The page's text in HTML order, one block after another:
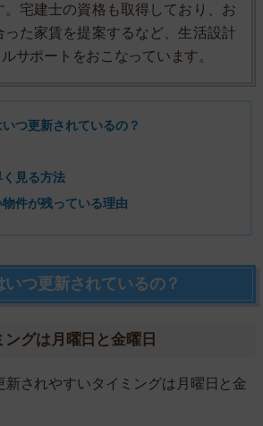
。宅建士の資格も取得しており、お
った家賃を提案するなど、生活設計
サポートをおこなっています。
つ更新されているの？
見る方法
件が残っている理由
つ更新されているの？
グは月曜日と金曜日
新されやすいタイミングは月曜日と金